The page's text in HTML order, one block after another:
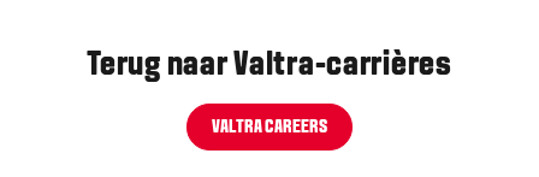
Terug naar Valtra-carrières
VALTRA CAREERS